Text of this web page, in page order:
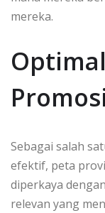
mereka.
Sebagai salah
efektif, peta
diperkaya
relevan yang